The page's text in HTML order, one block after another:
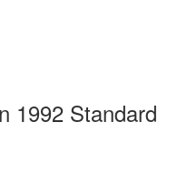
1992 Standard